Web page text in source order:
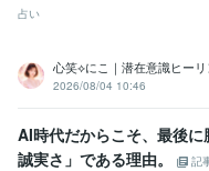
占い
心笑⟡にこ｜潜在意識ヒー
2026/08/04 10:46
AI時代だからこそ、最後
誠実さ」である理由。
記